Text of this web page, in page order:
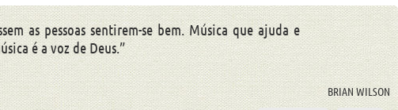
as pessoas sentirem-se bem. Música que ajuda e
é a voz de Deus.”
BRIAN WILSON